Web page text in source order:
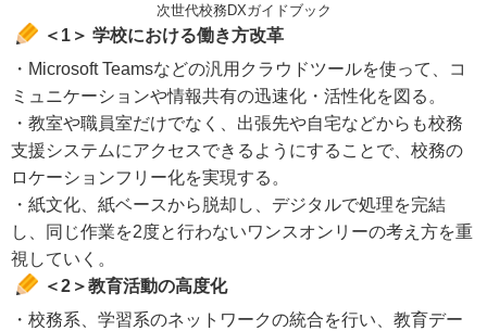
次世代校務DXガイドブック
＜1＞ 学校における働き方改革
・Microsoft Teamsなどの汎用クラウドツールを使って、コ
ミュニケーションや情報共有の迅速化・活性化を図る。
・教室や職員室だけでなく、出張先や自宅などからも校務
支援システムにアクセスできるようにすることで、校務の
ロケーションフリー化を実現する。
・紙文化、紙ベースから脱却し、デジタルで処理を完結
し、同じ作業を2度と行わないワンスオンリーの考え方を重
視していく。
＜2＞教育活動の高度化
・校務系、学習系のネットワークの統合を行い、教育デー